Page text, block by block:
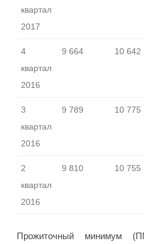
квартал
2017
4
квартал
2016
9 664 10 642
3
квартал
2016
9 789 10 775
2
квартал
2016
9 810 10 755
Прожиточный минимум